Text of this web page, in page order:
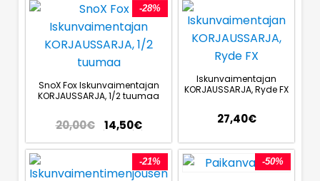
-28%
SnoX Fox Iskunvaimentajan
KORJAUSSARJA, 1/2 tuumaa
20,00€ 14,50€
Iskunvaimentajan
KORJAUSSARJA, Ryde FX
27,40€
-21% -50%